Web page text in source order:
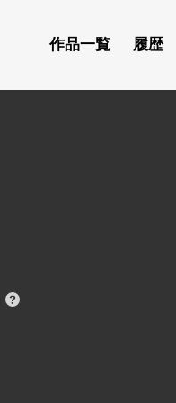
作品一覧 履歴